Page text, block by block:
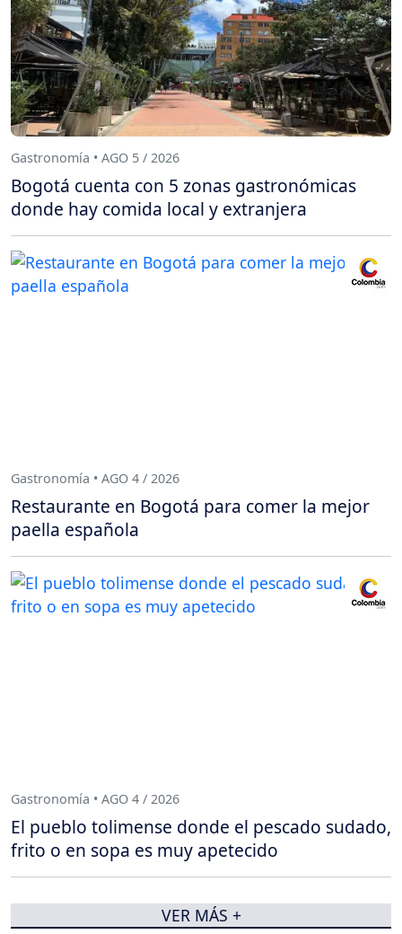
Gastronomía • AGO 5 / 2026
Bogotá cuenta con 5 zonas gastronómicas
donde hay comida local y extranjera
Gastronomía • AGO 4 / 2026
Restaurante en Bogotá para comer la mejor
paella española
Gastronomía • AGO 4 / 2026
El pueblo tolimense donde el pescado sudado,
frito o en sopa es muy apetecido
VER MÁS +